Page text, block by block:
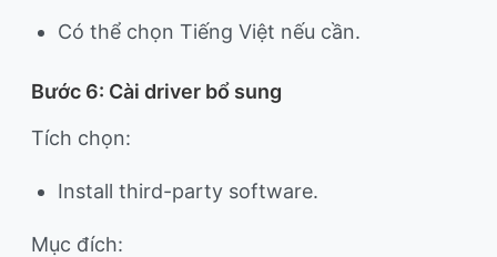
Có thể chọn Tiếng Việt nếu cần.
Bước 6: Cài driver bổ sung
Tích chọn:
Install third-party software.
Mục đích: